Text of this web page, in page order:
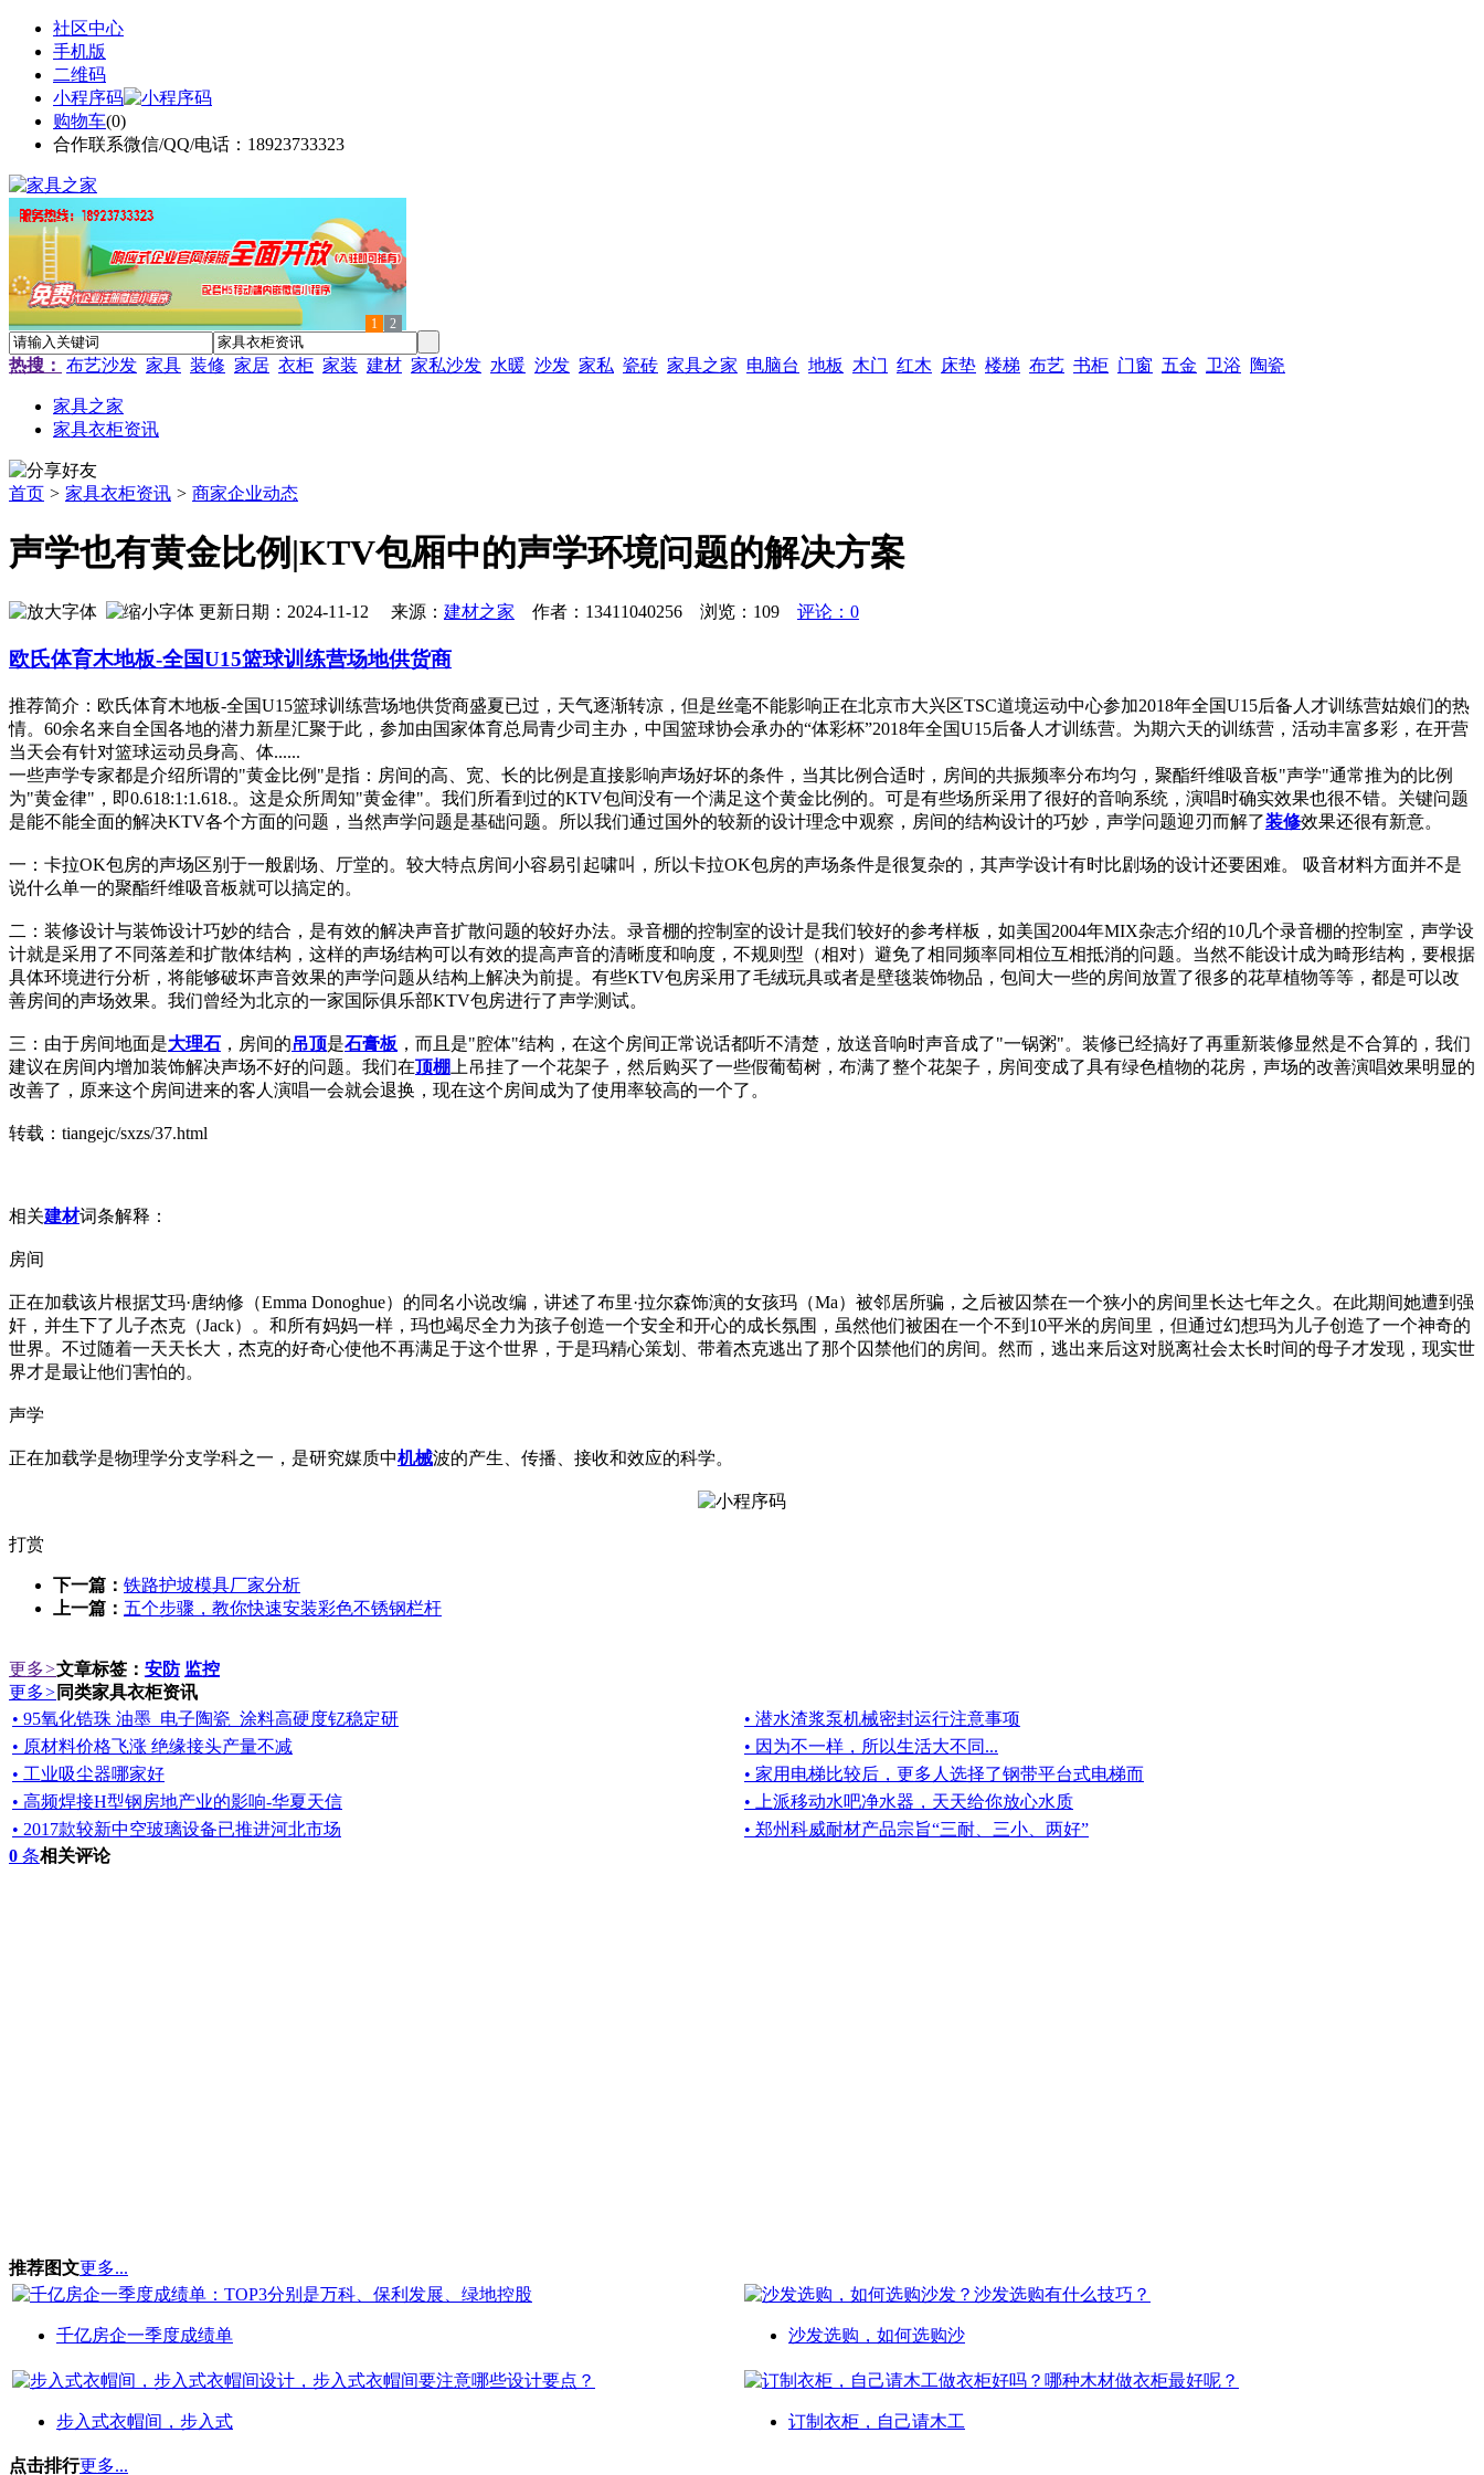
社区中心
手机版
二维码
小程序码
购物车(0)
合作联系微信/QQ/电话：18923733323
1 2
热搜： 布艺沙发 家具 装修 家居 衣柜 家装 建材 家私沙发 水暖 沙发 家私 瓷砖 家具之家 电脑台 地板 木门 红木 床垫 楼梯 布艺 书柜 门窗 五金 卫浴 陶瓷
家具之家
家具衣柜资讯
首页 > 家具衣柜资讯 > 商家企业动态
声学也有黄金比例|KTV包厢中的声学环境问题的解决方案
更新日期：2024-11-12 来源： 建材之家 作者：13411040256 浏览： 109 评论：0
欧氏体育木地板-全国U15篮球训练营场地供货商
推荐简介：欧氏体育木地板-全国U15篮球训练营场地供货商盛夏已过，天气逐渐转凉，但是丝毫不能影响正在北京市大兴区TSC道境运动中心参加2018年全国U15后备人才训练营姑娘们的热
情。60余名来自全国各地的潜力新星汇聚于此，参加由国家体育总局青少司主办，中国篮球协会承办的“体彩杯”2018年全国U15后备人才训练营。为期六天的训练营，活动丰富多彩，在开营
当天会有针对篮球运动员身高、体......
一些声学专家都是介绍所谓的"黄金比例"是指：房间的高、宽、长的比例是直接影响声场好坏的条件，当其比例合适时，房间的共振频率分布均匀，聚酯纤维吸音板"声学"通常推为的比例
为"黄金律"，即0.618:1:1.618.。这是众所周知"黄金律"。我们所看到过的KTV包间没有一个满足这个黄金比例的。可是有些场所采用了很好的音响系统，演唱时确实效果也很不错。关键问题
是能不能全面的解决KTV各个方面的问题，当然声学问题是基础问题。所以我们通过国外的较新的设计理念中观察，房间的结构设计的巧妙，声学问题迎刃而解了装修效果还很有新意。
一：卡拉OK包房的声场区别于一般剧场、厅堂的。较大特点房间小容易引起啸叫，所以卡拉OK包房的声场条件是很复杂的，其声学设计有时比剧场的设计还要困难。 吸音材料方面并不是
说什么单一的聚酯纤维吸音板就可以搞定的。
二：装修设计与装饰设计巧妙的结合，是有效的解决声音扩散问题的较好办法。录音棚的控制室的设计是我们较好的参考样板，如美国2004年MIX杂志介绍的10几个录音棚的控制室，声学设
计就是采用了不同落差和扩散体结构，这样的声场结构可以有效的提高声音的清晰度和响度，不规则型（相对）避免了相同频率同相位互相抵消的问题。当然不能设计成为畸形结构，要根据
具体环境进行分析，将能够破坏声音效果的声学问题从结构上解决为前提。有些KTV包房采用了毛绒玩具或者是壁毯装饰物品，包间大一些的房间放置了很多的花草植物等等，都是可以改
善房间的声场效果。我们曾经为北京的一家国际俱乐部KTV包房进行了声学测试。
三：由于房间地面是大理石 ，房间的吊顶是石膏板 ，而且是"腔体"结构，在这个房间正常说话都听不清楚，放送音响时声音成了"一锅粥"。装修已经搞好了再重新装修显然是不合算的，我们
建议在房间内增加装饰解决声场不好的问题。我们在顶棚 上吊挂了一个花架子，然后购买了一些假葡萄树，布满了整个花架子，房间变成了具有绿色植物的花房，声场的改善演唱效果明显的
改善了，原来这个房间进来的客人演唱一会就会退换，现在这个房间成为了使用率较高的一个了。
转载：tiangejc/sxzs/37.html
相关建材词条解释：
房间
正在加载该片根据艾玛·唐纳修（Emma Donoghue）的同名小说改编，讲述了布里·拉尔森饰演的女孩玛（Ma）被邻居所骗，之后被囚禁在一个狭小的房间里长达七年之久。在此期间她遭到强
奸，并生下了儿子杰克（Jack）。和所有妈妈一样，玛也竭尽全力为孩子创造一个安全和开心的成长氛围，虽然他们被困在一个不到10平米的房间里，但通过幻想玛为儿子创造了一个神奇的
世界。不过随着一天天长大，杰克的好奇心使他不再满足于这个世界，于是玛精心策划、带着杰克逃出了那个囚禁他们的房间。然而，逃出来后这对脱离社会太长时间的母子才发现，现实世
界才是最让他们害怕的。
声学
正在加载学是物理学分支学科之一，是研究媒质中机械波的产生、传播、接收和效应的科学。
打赏
下一篇： 铁路护坡模具厂家分析
上一篇： 五个步骤，教你快速安装彩色不锈钢栏杆
更多>文章标签： 安防 监控
更多> 同类家具衣柜资讯
• 95氧化锆珠 油墨_电子陶瓷_涂料高硬度钇稳定研
• 潜水渣浆泵机械密封运行注意事项
• 原材料价格飞涨 绝缘接头产量不减
• 因为不一样，所以生活大不同...
• 工业吸尘器哪家好
• 家用电梯比较后，更多人选择了钢带平台式电梯而
• 高频焊接H型钢房地产业的影响-华夏天信
• 上派移动水吧净水器，天天给你放心水质
• 2017款较新中空玻璃设备已推进河北市场
• 郑州科威耐材产品宗旨“三耐、三小、两好”
0 条相关评论
推荐图文更多...
千亿房企一季度成绩单 沙发选购，如何选购沙
步入式衣帽间，步入式 订制衣柜，自己请木工
点击排行更多...